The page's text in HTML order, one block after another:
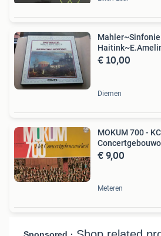
Mahler~Sinfonie
€ 10,00
Diemen
MOKUM 700 -
€ 9,00
Meteren